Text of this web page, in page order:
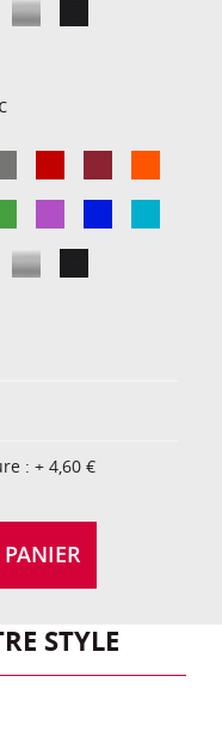
: + 4,60 €
STYLE